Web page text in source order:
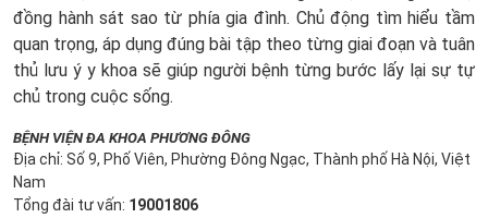
đồng hành sát sao từ phía gia đình. Chủ động tìm hiểu tầm
quan trọng, áp dụng đúng bài tập theo từng giai đoạn và tuân
thủ lưu ý y khoa sẽ giúp người bệnh từng bước lấy lại sự tự
chủ trong cuộc sống.
BỆNH VIỆN ĐA KHOA PHƯƠNG ĐÔNG
Địa chỉ: Số 9, Phố Viên, Phường Đông Ngạc, Thành phố Hà Nội, Việt
Nam
Tổng đài tư vấn: 19001806